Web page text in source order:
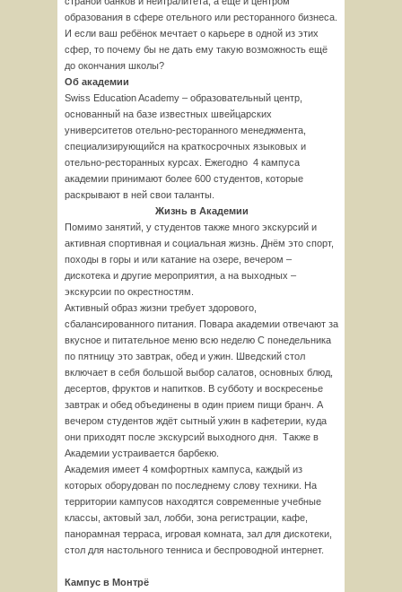
образования в сфере отельного или ресторанного бизнеса.
И если ваш ребёнок мечтает о карьере в одной из этих
сфер, то почему бы не дать ему такую возможность ещё
до окончания школы?
Об академии
Swiss Education Academy – образовательный центр,
основанный на базе известных швейцарских
университетов отельно-ресторанного менеджмента,
специализирующийся на краткосрочных языковых и
отельно-ресторанных курсах. Ежегодно 4 кампуса
академии принимают более 600 студентов, которые
раскрывают в ней свои таланты.
Жизнь в Академии
Помимо занятий, у студентов также много экскурсий и
активная спортивная и социальная жизнь. Днём это спорт,
походы в горы и или катание на озере, вечером –
дискотека и другие мероприятия, а на выходных –
экскурсии по окрестностям.
Активный образ жизни требует здорового,
сбалансированного питания. Повара академии отвечают за
вкусное и питательное меню всю неделю С понедельника
по пятницу это завтрак, обед и ужин. Шведский стол
включает в себя большой выбор салатов, основных блюд,
десертов, фруктов и напитков. В субботу и воскресенье
завтрак и обед объединены в один прием пищи бранч. А
вечером студентов ждёт сытный ужин в кафетерии, куда
они приходят после экскурсий выходного дня. Также в
Академии устраивается барбекю.
Академия имеет 4 комфортных кампуса, каждый из
которых оборудован по последнему слову техники. На
территории кампусов находятся современные учебные
классы, актовый зал, лобби, зона регистрации, кафе,
панорамная терраса, игровая комната, зал для дискотеки,
стол для настольного тенниса и беспроводной интернет.
Кампус в Монтрё